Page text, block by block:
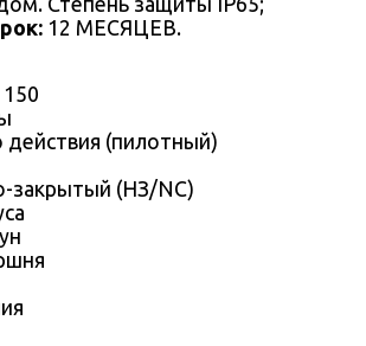
12 МЕСЯЦЕВ.
150
действия (пилотный)
закрытый (НЗ/NC)